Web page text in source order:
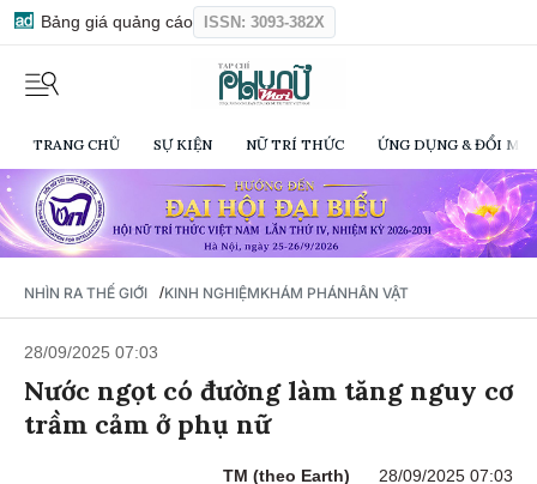
Bảng giá quảng cáo ISSN: 3093-382X
TRANG CHỦ SỰ KIỆN NỮ TRÍ THỨC ỨNG DỤNG & ĐỔI
NHÌN RA THẾ GIỚI /KINH NGHIỆMKHÁM PHÁNHÂN VẬT
28/09/2025 07:03
Nước ngọt có đường làm tăng nguy cơ
trầm cảm ở phụ nữ
TM (theo Earth) 28/09/2025 07:03